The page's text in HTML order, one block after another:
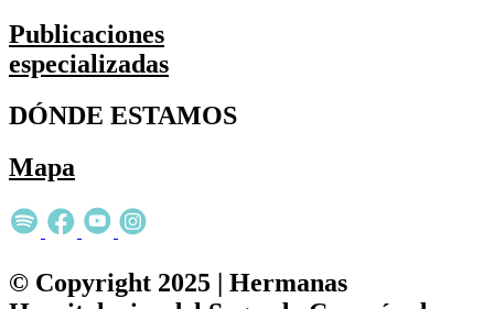
Publicaciones
especializadas
DÓNDE ESTAMOS
Mapa
© Copyright 2025 | Hermanas